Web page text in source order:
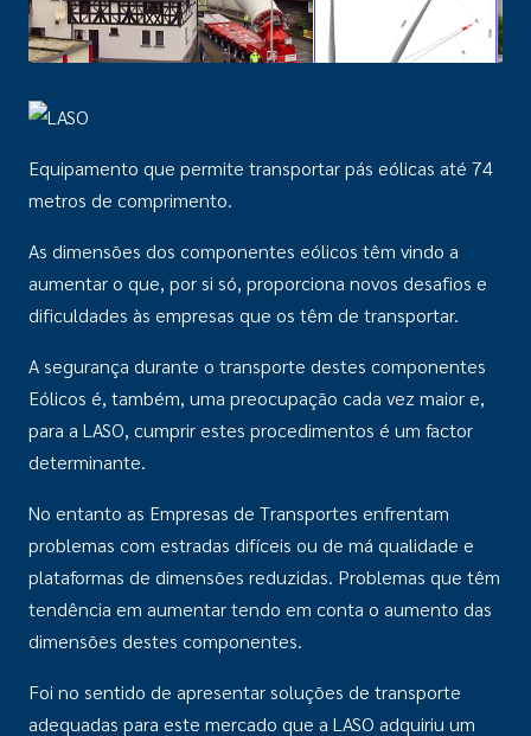
Equipamento que permite transportar pás eólicas até 74
metros de comprimento.
As dimensões dos componentes eólicos têm vindo a
aumentar o que, por si só, proporciona novos desafios e
dificuldades às empresas que os têm de transportar.
A segurança durante o transporte destes componentes
Eólicos é, também, uma preocupação cada vez maior e,
para a LASO, cumprir estes procedimentos é um factor
determinante.
No entanto as Empresas de Transportes enfrentam
problemas com estradas difíceis ou de má qualidade e
plataformas de dimensões reduzidas. Problemas que têm
tendência em aumentar tendo em conta o aumento das
dimensões destes componentes.
Foi no sentido de apresentar soluções de transporte
adequadas para este mercado que a LASO adquiriu um